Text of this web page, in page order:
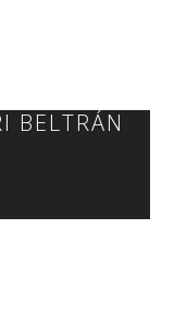
BELTRÁN